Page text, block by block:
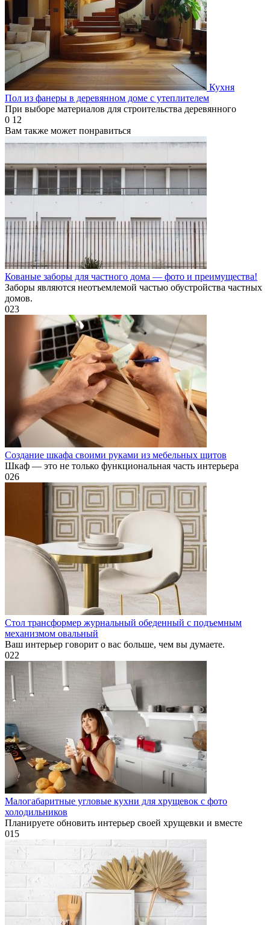
Кухня
Пол из фанеры в деревянном доме с утеплителем
При выборе материалов для строительства деревянного
0 12
Вам также может понравиться
Кованые заборы для частного дома — фото и преимущества!
Заборы являются неотъемлемой частью обустройства частных
домов.
023
Создание шкафа своими руками из мебельных щитов
Шкаф — это не только функциональная часть интерьера
026
Стол трансформер журнальный обеденный с подъемным
механизмом овальный
Ваш интерьер говорит о вас больше, чем вы думаете.
022
Малогабаритные угловые кухни для хрущевок с фото
холодильников
Планируете обновить интерьер своей хрущевки и вместе
015